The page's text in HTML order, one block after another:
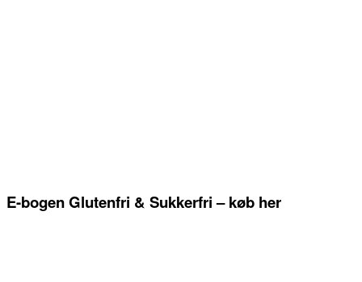
E-bogen Glutenfri & Sukkerfri – køb her